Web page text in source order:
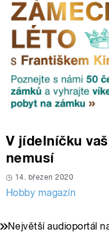
V jídelníčku
nemusí
14. březen 2020
Hobby magazín
Největší audioportál